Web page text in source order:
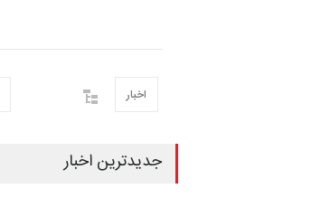
اخبار
جدیدترین اخبار